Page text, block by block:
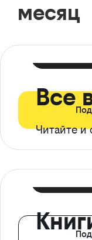
месяц
Все
Читайте и